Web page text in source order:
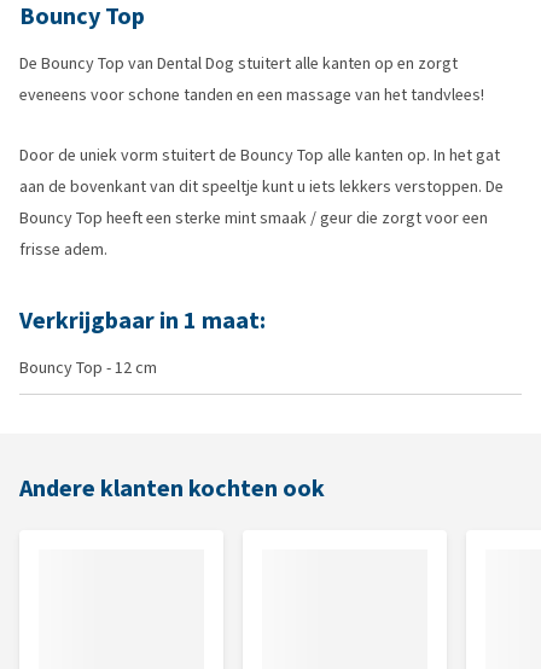
Bouncy Top
De Bouncy Top van Dental Dog stuitert alle kanten op en zorgt
eveneens voor schone tanden en een massage van het tandvlees!
Door de uniek vorm stuitert de Bouncy Top alle kanten op. In het gat
aan de bovenkant van dit speeltje kunt u iets lekkers verstoppen. De
Bouncy Top heeft een sterke mint smaak / geur die zorgt voor een
frisse adem.
Verkrijgbaar in 1 maat:
Bouncy Top - 12 cm
Andere klanten kochten ook